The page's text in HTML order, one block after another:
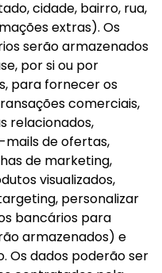
cidade, bairro, rua,
extras). Os
serão armazenados
por si ou por
para fornecer os
comerciais,
relacionados,
de ofertas,
de marketing,
visualizados,
personalizar
bancários para
armazenados) e
Os dados poderão ser